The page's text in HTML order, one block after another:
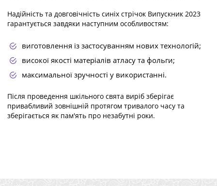
Надійність та довговічність синіх стрічок Випускник 2023
гарантується завдяки наступним особливостям:
виготовлення із застосуванням нових технологій;
високої якості матеріалів атласу та фольги;
максимальної зручності у використанні.
Після проведення шкільного свята виріб зберігає
привабливий зовнішній протягом тривалого часу та
зберігається як пам'ять про незабутні роки.